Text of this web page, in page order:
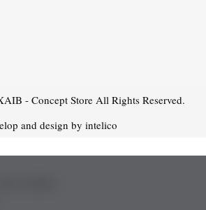
- Concept Store All Rights Reserved.
and design by intelico
wishlist!